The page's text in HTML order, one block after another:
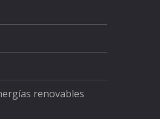
renovables